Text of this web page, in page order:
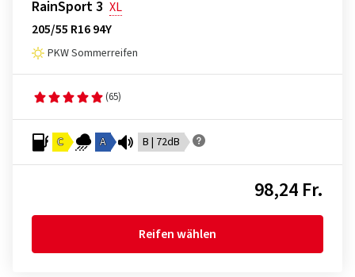
RainSport 3 XL
205/55 R16 94Y
PKW Sommerreifen
(65)
C A B | 72dB
98,24 Fr.
Reifen wählen